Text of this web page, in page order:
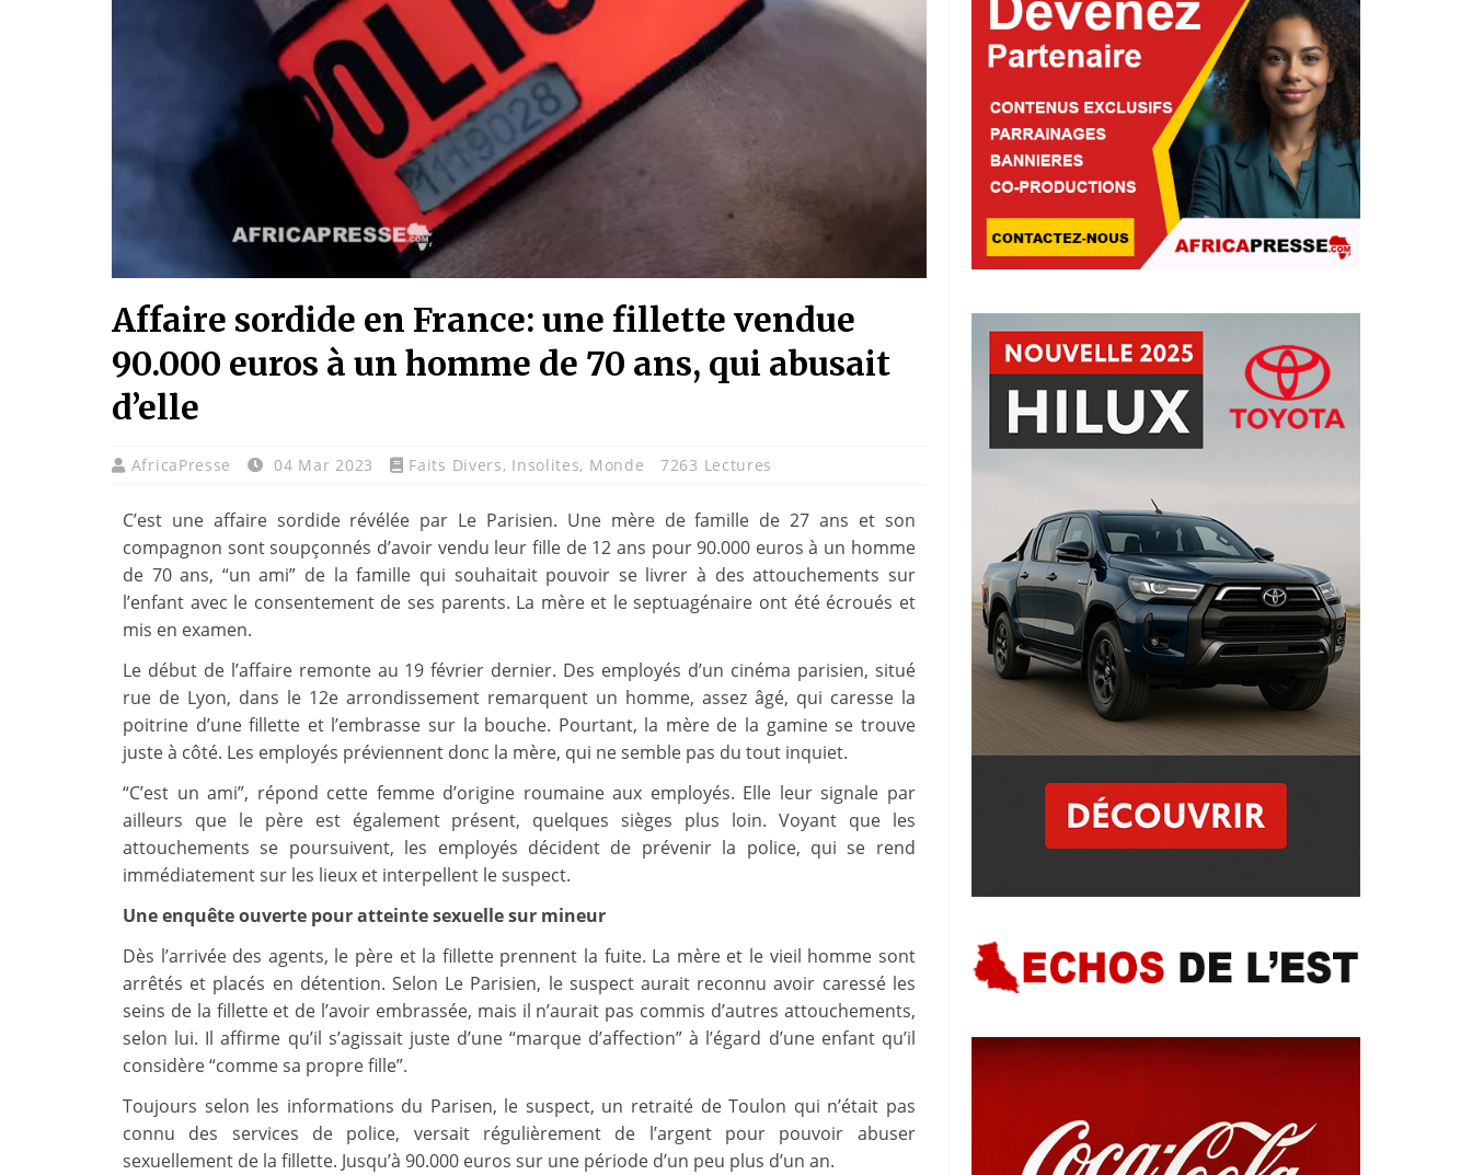
Affaire sordide en France: une fillette vendue
90.000 euros à un homme de 70 ans, qui abusait
d’elle
AfricaPresse 04 Mar 2023 Faits Divers, Insolites, Monde 7263 Lectures
C’est une affaire sordide révélée par Le Parisien. Une mère de famille de 27 ans et son
compagnon sont soupçonnés d’avoir vendu leur fille de 12 ans pour 90.000 euros à un homme
de 70 ans, “un ami” de la famille qui souhaitait pouvoir se livrer à des attouchements sur
l’enfant avec le consentement de ses parents. La mère et le septuagénaire ont été écroués et
mis en examen.
Le début de l’affaire remonte au 19 février dernier. Des employés d’un cinéma parisien, situé
rue de Lyon, dans le 12e arrondissement remarquent un homme, assez âgé, qui caresse la
poitrine d’une fillette et l’embrasse sur la bouche. Pourtant, la mère de la gamine se trouve
juste à côté. Les employés préviennent donc la mère, qui ne semble pas du tout inquiet.
“C’est un ami”, répond cette femme d’origine roumaine aux employés. Elle leur signale par
ailleurs que le père est également présent, quelques sièges plus loin. Voyant que les
attouchements se poursuivent, les employés décident de prévenir la police, qui se rend
immédiatement sur les lieux et interpellent le suspect.
Une enquête ouverte pour atteinte sexuelle sur mineur
Dès l’arrivée des agents, le père et la fillette prennent la fuite. La mère et le vieil homme sont
arrêtés et placés en détention. Selon Le Parisien, le suspect aurait reconnu avoir caressé les
seins de la fillette et de l’avoir embrassée, mais il n’aurait pas commis d’autres attouchements,
selon lui. Il affirme qu’il s’agissait juste d’une “marque d’affection” à l’égard d’une enfant qu’il
considère “comme sa propre fille”.
Toujours selon les informations du Parisen, le suspect, un retraité de Toulon qui n’était pas
connu des services de police, versait régulièrement de l’argent pour pouvoir abuser
sexuellement de la fillette. Jusqu’à 90.000 euros sur une période d’un peu plus d’un an.